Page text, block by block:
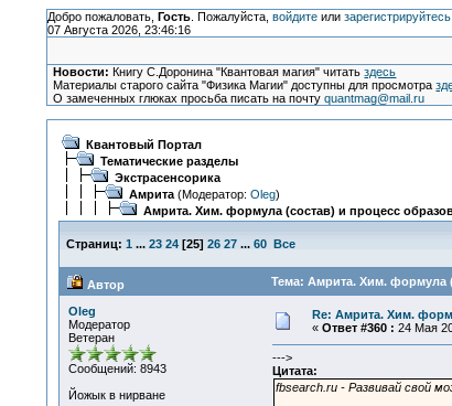
Добро пожаловать, Гость. Пожалуйста, войдитеили зарегистрируйтесь.
07 Августа 2026, 23:46:16
Новости: Книгу С.Доронина "Квантовая магия" читатьздесь
Материалы старого сайта "Физика Магии" доступны для просмотра
О замеченных глюках просьба писать на почтуquantmag@mail.ru
Квантовый Портал
Тематические разделы
Экстрасенсорика
Амрита(Модератор: Oleg)
Амрита. Хим. формула (состав) и процесс
Страниц: 1 ... 23 24[25] 26 27 ... 60 Все
Автор Тема: Амрита. Хим. формула
Oleg
Модератор
Ветеран
Сообщений: 8943
Йожык в нирване
Re: Амрита. Хим.
« Ответ #360 : 24 Мая
--->
Цитата:
fbsearch.ru - Развивай свой